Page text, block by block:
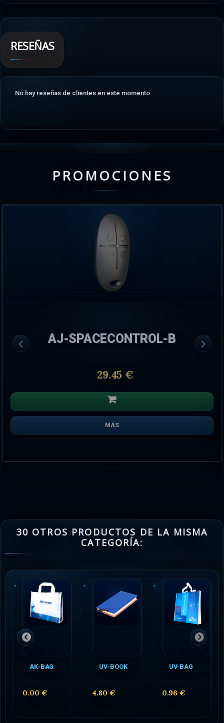
RESEÑAS
No hay reseñas de clientes en este momento.
PROMOCIONES
AJ-SPACECONTROL-B
29.45 €
MÁS
30 OTROS PRODUCTOS DE LA MISMA
CATEGORÍA:
AK-BAG
0.00 €
UV-BOOK
4.80 €
UV-BAG
0.96 €